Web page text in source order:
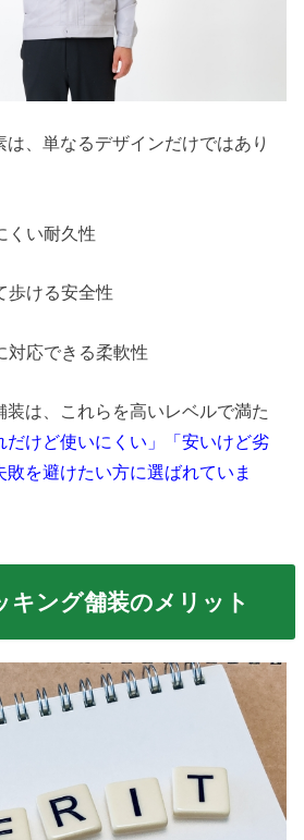
、単なるデザインだけではあり
くい耐久性
歩ける安全性
対応できる柔軟性
装は、これらを高いレベルで満た
だけど使いにくい」「安いけど劣
を避けたい方に選ばれていま
キング舗装のメリット